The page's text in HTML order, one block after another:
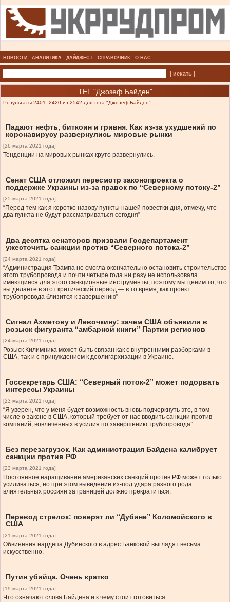
НОВОСТИ АНАЛИТИКА ДАЙДЖЕСТ СПРАВОЧНИК О НАС
| искать |
ТЕГ "Джозеф Байден"
Результаты 2401–2420 из 2542 для тега "Джозеф Байден".
Падают нефть, биткоин и гривня. Как из-за ухудшений по
коронавирусу развернулись мировые рынки
[26 марта 2021 года]
Тенденции на мировых рынках круто развернулись.
Сенат США отложил пересмотр законопроекта о
поддержке Украины из-за правок по “Северному потоку-2”
[25 марта 2021 года]
“Перед тем как я коротко назову пункты нашей повестки дня, отмечу, что
два пункта не будут рассматриваться сегодня”
Два десятка сенаторов призвали Госдепартамент
ужесточить санкции против “Северного потока-2”
[24 марта 2021 года]
“Администрация Трампа не смогла окончательно остановить строительство
этого трубопровода и почти четыре года ни разу не использовала
имеющиеся для этого санкционные инструменты, поэтому мы ценим то, что
вы делаете в этот критический период — в то время, как проект
трубопровода близится к завершению”
Сигнал Ахметову и Левочкину: зачем США объявили в
розыск фигуранта “амбарной книги” Партии регионов
[24 марта 2021 года]
Розыск Килимника может быть связан как с внутренними разборками в
США, так и с принуждением к деолигархизации в Украине.
Госсекретарь США: “Северный поток-2” может подорвать
интересы Украины
[23 марта 2021 года]
“Я уверен, что у меня будет возможность вновь подчеркнуть это, в том
числе о законе в США, который требует от нас вводить санкции против
компаний, вовлеченных в усилия по завершению трубопровода”
Без перезагрузок. Как администрация Байдена калибрует
санкции против РФ
[23 марта 2021 года]
Постоянное наращивание американских санкций против РФ может только
усиливаться, но при этом выведение из-под удара разного рода
влиятельных россиян за границей должно прекратиться.
Перевод стрелок: поверят ли “Дубине” Коломойского в
США
[21 марта 2021 года]
Обвинения нардепа Дубинского в адрес Банковой выглядят весьма
искусственно.
Путин убийца. Очень кратко
[19 марта 2021 года]
Что означают слова Байдена и к чему стоит готовиться.